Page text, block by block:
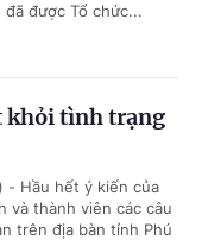
đã được Tổ chức...
khỏi tình trạng
- Hầu hết ý kiến của
và thành viên các câu
trên địa bàn tỉnh Phú